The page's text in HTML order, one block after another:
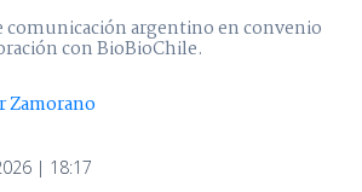
comunicación argentino en convenio
con BioBioChile.
Zamorano
| 18:17